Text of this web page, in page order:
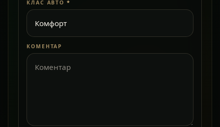
КЛАС АВТО *
КОМЕНТАР